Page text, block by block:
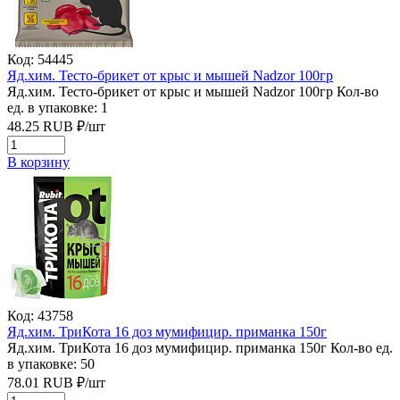
Код: 54445
Яд.хим. Тесто-брикет от крыс и мышей Nadzor 100гр
Яд.хим. Тесто-брикет от крыс и мышей Nadzor 100гр Кол-во
ед. в упаковке: 1
48.25 RUB ₽/шт
В корзину
Код: 43758
Яд.хим. ТриКота 16 доз мумифицир. приманка 150г
Яд.хим. ТриКота 16 доз мумифицир. приманка 150г Кол-во ед.
в упаковке: 50
78.01 RUB ₽/шт